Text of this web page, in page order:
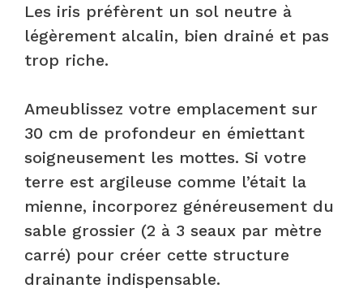
Les iris préfèrent un sol neutre à
légèrement alcalin, bien drainé et pas
trop riche.
Ameublissez votre emplacement sur
30 cm de profondeur en émiettant
soigneusement les mottes. Si votre
terre est argileuse comme l’était la
mienne, incorporez généreusement du
sable grossier (2 à 3 seaux par mètre
carré) pour créer cette structure
drainante indispensable.